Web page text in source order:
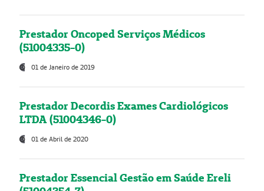
Prestador Oncoped Serviços Médicos
(51004335-0)
01 de Janeiro de 2019
Prestador Decordis Exames Cardiológicos
LTDA (51004346-0)
01 de Abril de 2020
Prestador Essencial Gestão em Saúde Ereli